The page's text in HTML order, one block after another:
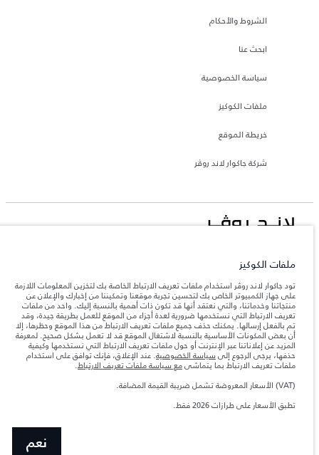
الشروط والأحكام
ابحث عنا
سياسة الخصوصية
ملفات الكوكيز
خريطة الموقع
شركة جاكوار لاند روڤر
لبنان, المانا أوتوموتيف
تعكس الأوزان المذكورة مواصفات السيارة القياسية. سوف تؤثر الإكسسوارات وغيرها من
العناصر المثبتة بعد نقطة التصنيع في الحمولة. تأكد من عدم تجاوز الوزن الإجمالي للسيارة
والحد الأقصى لأحمال المحور عند تحميل السيارة بالإكسسوارات والركاب والسوائل والوقود
والحمولة.
المعلومات والمواصفات والأسعار والألوان المذكورة على هذا الموقع قد تختلف من بلد إلى
آخر، كما أنّها قد تتغير بدون إشعار مسبق. الرجاء التواصل مع وكيلنا المحلي للتأكد من توفّرها
والتحقق من الأسعار.
في مواصفات تصميم السيارات وتوفر الخيارات وتوقيتات التصاميم. هذا ظرف ديناميكي
بالكامل بالنسبة إلى الميزات والخيارات والحلية ومجموعات الألوان. يرجى استشارة وكيلك الذي
يتباين استهلك الوقود الفعلي للمركبة عن ذلك المتحقق في تلك الاختبارات كما أن هذه
ملفات الكوكيز
تود جاكوار لاند روڤر استخدام ملفات تعريف الارتباط الخاصة بك لتخزين المعلومات اللازمة
على جهاز الكمبيوتر الخاص بك لتحسين تجربة موقعنا وتمكيننا من إخبارك والإعلان عن
منتجاتنا وخدماتنا، والتي نعتقد أنها قد تكون ذات أهمية بالنسبة إليك. واحد من ملفات
تعريف الارتباط التي نستخدمها ضرورية لعدة أجزاء من الموقع للعمل بطريقة جيدة، وقد
تم بالفعل إرسالها. يمكنك حذف جميع ملفات تعريف الارتباط من هذا الموقع وحظرها، إلا
أن بعض المكونات الأساسية بالنسبة لاشتغال الموقع قد لا تعمل بشكل صحيح. لمعرفة
المزيد عن إعلاناتنا عبر الإنترنت أو حول ملفات تعريف الارتباط التي نستخدمها وكيفية
حذفها، يرجى الرجوع إلى سياسة الخصوصية. عند الإغلاق، فإنك توافق على استخدام
ملفات تعريف الارتباط بما يتماشىمع سياسة ملفات تعريف الارتباط.
(VAT) الأسعار المعروضة تشمل ضريبة القيمة المضافة.
تطبق الأسعار على طرازات 2026 فقط.‎
نعم